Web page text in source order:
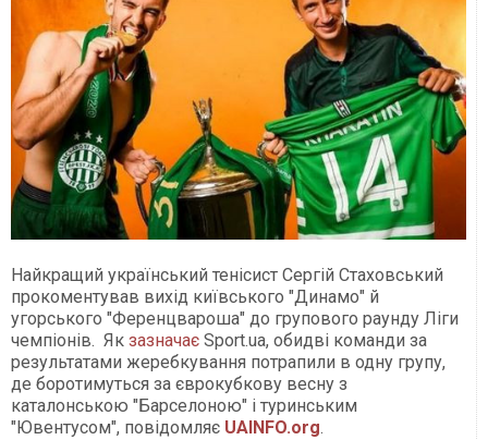
Найкращий український тенісист Сергій Стаховський
прокоментував вихід київського "Динамо" й
угорського "Ференцвароша" до групового раунду Ліги
чемпіонів. Як зазначає Sport.ua, обидві команди за
результатами жеребкування потрапили в одну групу,
де боротимуться за єврокубкову весну з
каталонською "Барселоною" і туринським
"Ювентусом", повідомляє UAINFO.org.